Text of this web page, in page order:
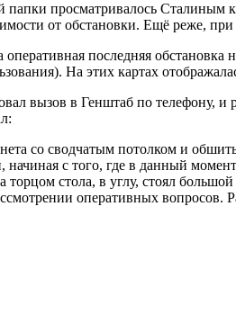
папки просматривалось Сталиным
от обстановки. Ещё реже,
оперативная последняя
На этих картах
вызов в Генштаб по телефону,
со сводчатым потолком и
начиная с того, где в данный
торцом стола, в углу, стоял
оперативных вопросов.